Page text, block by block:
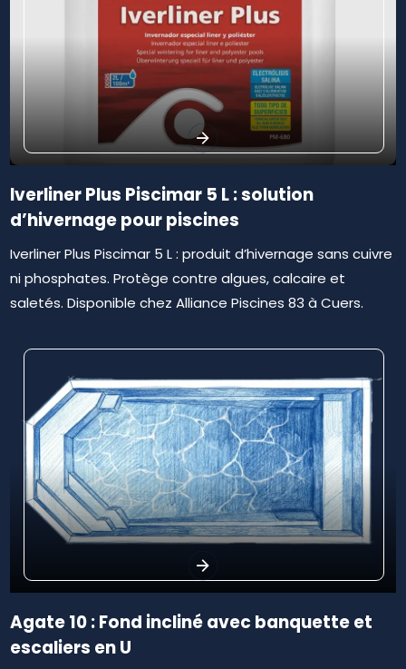
Iverliner Plus Piscimar 5 L : solution
d’hivernage pour piscines
Iverliner Plus Piscimar 5 L : produit d’hivernage sans cuivre
ni phosphates. Protège contre algues, calcaire et
saletés. Disponible chez Alliance Piscines 83 à Cuers.
Agate 10 : Fond incliné avec banquette et
escaliers en U